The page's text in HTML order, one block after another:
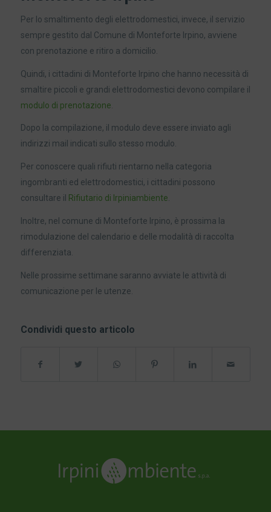
Per lo smaltimento degli elettrodomestici, invece, il servizio
sempre gestito dal Comune di Monteforte Irpino, avviene
con prenotazione e ritiro a domicilio.
Quindi, i cittadini di Monteforte Irpino che hanno necessità di
smaltire piccoli e grandi elettrodomestici devono compilare il
modulo di prenotazione
Dopo la compilazione, il modulo deve essere inviato agli
indirizzi mail indicati sullo stesso modulo.
Per conoscere quali rifiuti rientarno nella categoria
ingombranti ed elettrodomestici, i cittadini possono
consultare il Rifiutario di Irpiniambiente.
Inoltre, nel comune di Monteforte Irpino, è prossima la
rimodulazione del calendario e delle modalità di raccolta
differenziata.
Nelle prossime settimane saranno avviate le attività di
comunicazione per le utenze.
Condividi questo articolo